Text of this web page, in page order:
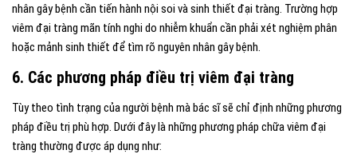
nhân gây bệnh cần tiến hành nội soi và sinh thiết đại tràng. Trường hợp
viêm đại tràng mãn tính nghi do nhiễm khuẩn cần phải xét nghiệm phân
hoặc mảnh sinh thiết để tìm rõ nguyên nhân gây bệnh.
6. Các phương pháp điều trị viêm đại tràng
Tùy theo tình trạng của người bệnh mà bác sĩ sẽ chỉ định những phương
pháp điều trị phù hợp. Dưới đây là những phương pháp chữa viêm đại
tràng thường được áp dụng như: